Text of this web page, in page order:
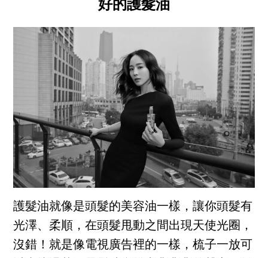
好的護髮油
護髮油就像是頭髮的美容油一樣，讓你頭髮有
光澤、柔順，在頭髮甩動之間出現天使光圈，
沒錯！就是像電視廣告裡的一樣，梳子一放可